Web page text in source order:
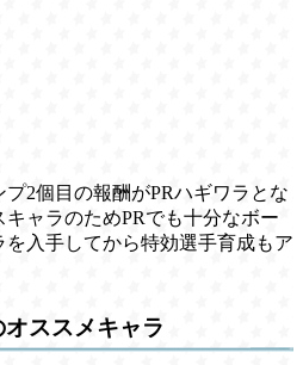
プ2個目の報酬がPRハギワラとな
ャラのためPRでも十分なボー
入手してから特効選手育成もア
ススメキャラ